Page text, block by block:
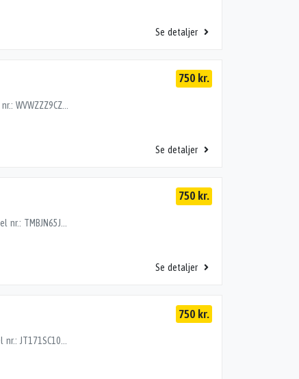
Se detaljer
750 kr.
Se detaljer
750 kr.
Se detaljer
FJEDERBEN FOR V, TOYOTA RAV 4 95-00 2.0EDC4 Stel nr.: JT171SC1000196012 Årgang: 1999 Del nr.: LN00045 Dito nr.: 81243601 Stamkort nr.: SM053 ?
750 kr.